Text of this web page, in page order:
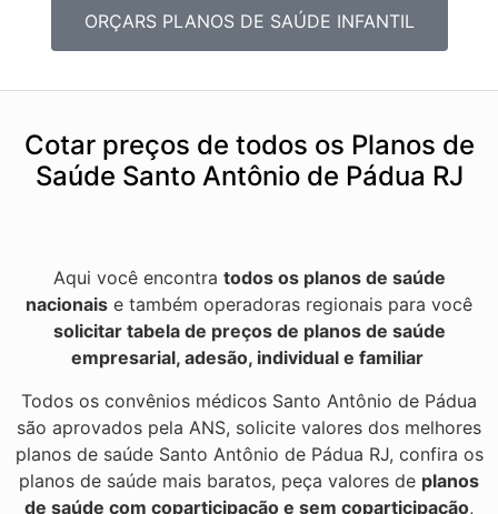
ORÇARS PLANOS DE SAÚDE INFANTIL
Cotar preços de todos os Planos de
Saúde Santo Antônio de Pádua RJ
Aqui você encontra todos os planos de saúde
nacionais e também operadoras regionais para você
solicitar tabela de preços de planos de saúde
empresarial, adesão, individual e familiar
Todos os convênios médicos Santo Antônio de Pádua
são aprovados pela ANS, solicite valores dos melhores
planos de saúde Santo Antônio de Pádua RJ, confira os
planos de saúde mais baratos, peça valores de planos
de saúde com coparticipação e sem coparticipação,